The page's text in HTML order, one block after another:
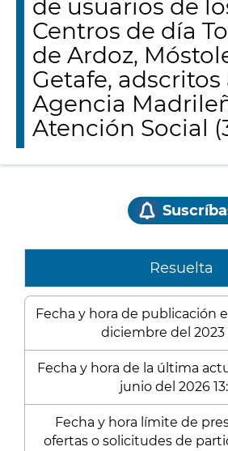
de usuarios de
Centros de día
de Ardoz,
Getafe, adscritos
Agencia
Atención Social
Resuelta
Fecha y hora de publicación
diciembre del 2023
Fecha y hora de la última
junio del 2026
Fecha y hora límite de
ofertas o solicitudes de